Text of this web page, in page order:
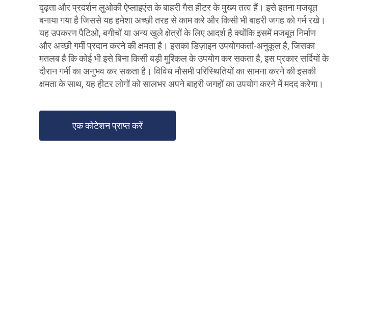
दृढ़ता और प्रदर्शन लुओकी ऐप्लाइएंस के बाहरी गैस हीटर के मुख्य तत्व हैं। इसे इतना मजबूत
बनाया गया है जिससे यह हमेशा अच्छी तरह से काम करे और किसी भी बाहरी जगह को गर्म रखे।
यह उपकरण पैटिओ, बगीचों या अन्य खुले क्षेत्रों के लिए आदर्श है क्योंकि इसमें मजबूत निर्माण
और अच्छी गर्मी प्रदान करने की क्षमता है। इसका डिज़ाइन उपयोगकर्ता-अनुकूल है, जिसका
मतलब है कि कोई भी इसे बिना किसी बड़ी मुश्किल के उपयोग कर सकता है, इस प्रकार सर्दियों के
दौरान गर्मी का अनुभव कर सकता है। विविध मौसमी परिस्थितियों का सामना करने की इसकी
क्षमता के साथ, यह हीटर लोगों को सालभर अपने बाहरी जगहों का उपयोग करने में मदद करेगा।
एक कोटेशन प्राप्त करें